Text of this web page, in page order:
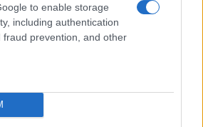
to enable storage
including authentication
fraud prevention, and other